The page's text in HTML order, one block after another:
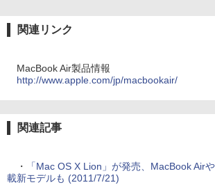
関連リンク
MacBook Air製品情報
http://www.apple.com/jp/macbookair/
関連記事
・
「Mac OS X Lion」が発売、MacBook Air
載新モデルも (2011/7/21)